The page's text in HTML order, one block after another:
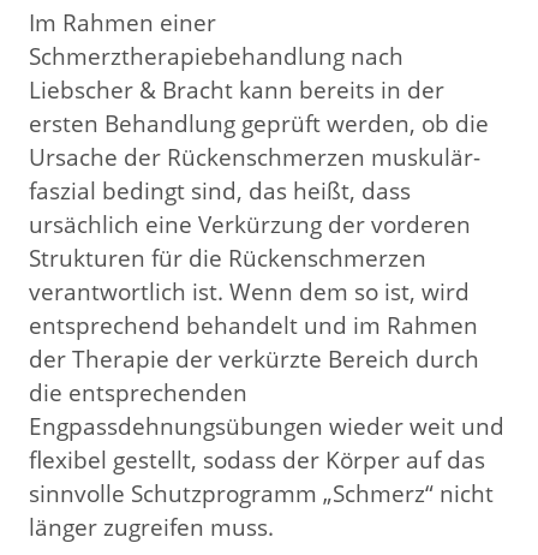
Im Rahmen einer
Schmerztherapiebehandlung nach
Liebscher & Bracht kann bereits in der
ersten Behandlung geprüft werden, ob die
Ursache der Rückenschmerzen muskulär-
faszial bedingt sind, das heißt, dass
ursächlich eine Verkürzung der vorderen
Strukturen für die Rückenschmerzen
verantwortlich ist. Wenn dem so ist, wird
entsprechend behandelt und im Rahmen
der Therapie der verkürzte Bereich durch
die entsprechenden
Engpassdehnungsübungen wieder weit und
flexibel gestellt, sodass der Körper auf das
sinnvolle Schutzprogramm „Schmerz“ nicht
länger zugreifen muss.